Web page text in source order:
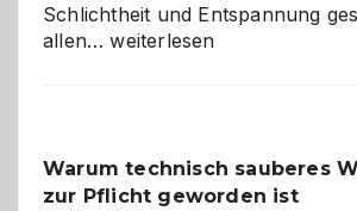
Schlichtheit und Entspannung
allen…Sudoku
den
Logikrätseln
weiterlesen
Warum technisch sauberes
zur Pflicht geworden ist